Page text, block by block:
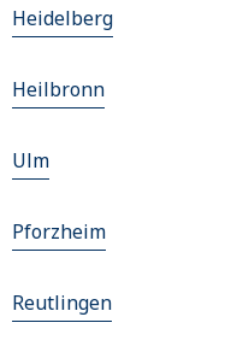
Heidelberg
Heilbronn
Ulm
Pforzheim
Reutlingen